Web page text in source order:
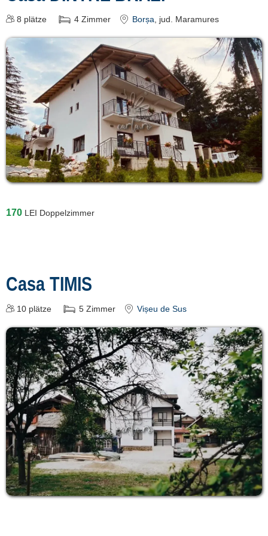
8 plätze 4 Zimmer Borșa, jud. Maramures
170 LEI Doppelzimmer
Casa TIMIS
10 plätze 5 Zimmer Vișeu de Sus